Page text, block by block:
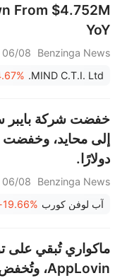
From $4.752M
YoY
Benzinga News
06/08 13:32
MIND C.T.I. Ltd.
خفضت شركة بايبر
دولارًا.
Benzinga News
06/08 17:10
آب لوفن كورب 19.66%
ماكواري تُبقي على